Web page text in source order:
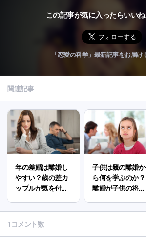
この記事が気に入ったらいい
「恋愛の科学」最新記事をお届け
関連記事
年の差婚は離婚し
やすい？歳の差カ
ップルが気を付...
子供は親の離婚か
ら何を学ぶのか？
離婚が子供の将...
1コメント数